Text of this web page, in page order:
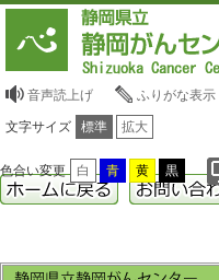
音声読上げ ふりがな表示
文字サイズ 標準 拡大
色合い変更 白 青 黄 黒